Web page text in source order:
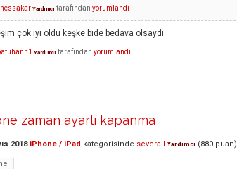
Yardımcı tarafından yorumlandı
çok iyi oldu keşke bide bedava olsaydı
Yardımcı tarafından yorumlandı
zaman ayarlı kapanma
2018 iPhone / iPad kategorisinde severall Yardımcı (880 puan)